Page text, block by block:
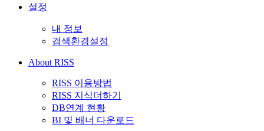
설정
내 정보
검색환경설정
About RISS
RISS 이용방법
RISS 지식더하기
DB연계 현황
BI 및 배너 다운로드